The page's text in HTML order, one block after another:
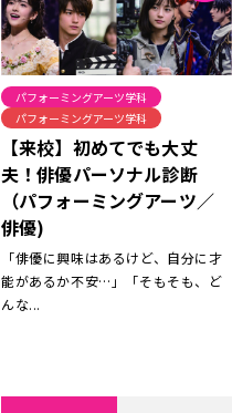
パフォーミングアーツ学科
パフォーミングアーツ学科
【来校】初めてでも大丈
夫！俳優パーソナル診断
（パフォーミングアーツ／
俳優)
「俳優に興味はあるけど、自分に才
能があるか不安…」「そもそも、ど
んな...